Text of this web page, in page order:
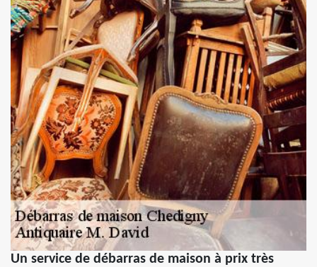
Un service de débarras de maison à prix très